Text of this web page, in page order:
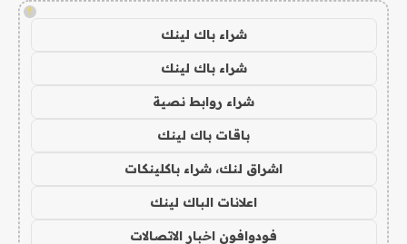
!
شراء باك لينك
شراء باك لينك
شراء روابط نصية
باقات باك لينك
اشراق لنك، شراء باكلينكات
اعلانات الباك لينك
فودوافون اخبار الاتصالات